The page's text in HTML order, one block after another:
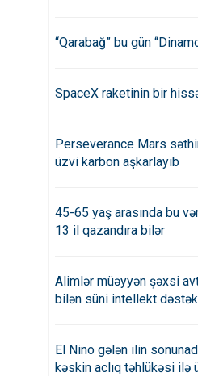
“Qarabağ” bu gün
SpaceX raketinin bir
Perseverance Mars
üzvi karbon aşkarlayıb
45-65 yaş arasında bu
13 il qazandıra bilər
Alimlər müəyyən şəxsi
bilən süni intellekt
El Nino gələn ilin
kəskin aclıq təhlükəsi ilə